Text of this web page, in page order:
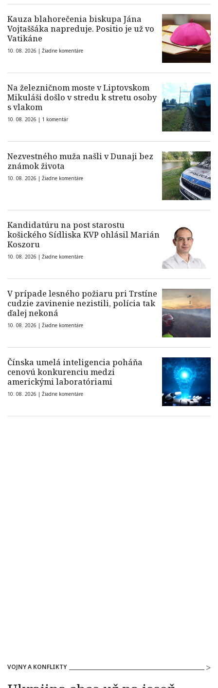
Kauza blahorečenia biskupa Jána
Vojtaššáka napreduje. Positio je už vo
Vatikáne
10. 08. 2026 | Žiadne komentáre
Na železničnom moste v Liptovskom
Mikuláši došlo v stredu k stretu osoby
s vlakom
10. 08. 2026 | 1 komentár
Nezvestného muža našli v Dunaji bez
známok života
10. 08. 2026 | Žiadne komentáre
Kandidatúru na post starostu
košického Sídliska KVP ohlásil Marián
Koszoru
10. 08. 2026 | Žiadne komentáre
V prípade lesného požiaru pri Trstíne
cudzie zavinenie nezistili, polícia tak
ďalej nekoná
10. 08. 2026 | Žiadne komentáre
Čínska umelá inteligencia poháňa
cenovú konkurenciu medzi
americkými laboratóriami
10. 08. 2026 | Žiadne komentáre
VOJNY A KONFLIKTY